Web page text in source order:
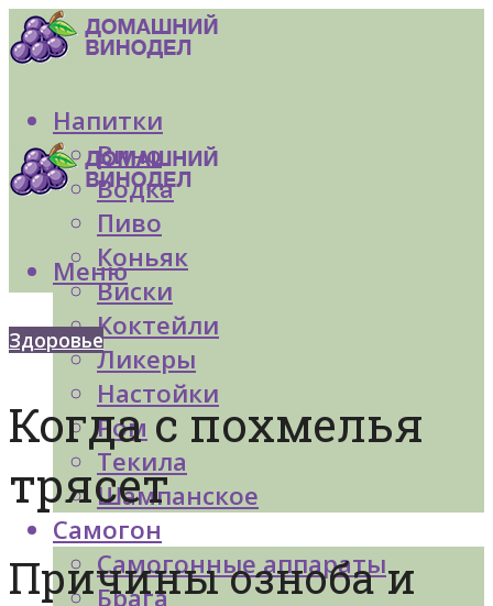
Напитки
Вино
Водка
Пиво
Коньяк
Виски
Коктейли
Ликеры
Настойки
Ром
Текила
Шампанское
Самогон
Самогонные аппараты
Брага
Меню
Здоровье
Когда с похмелья
трясет
Причины озноба и